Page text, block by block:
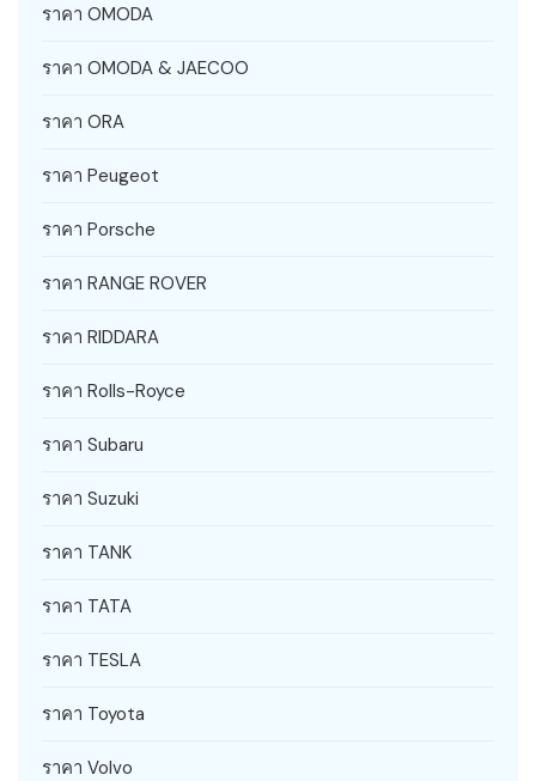
ราคา OMODA
ราคา OMODA & JAECOO
ราคา ORA
ราคา Peugeot
ราคา Porsche
ราคา RANGE ROVER
ราคา RIDDARA
ราคา Rolls-Royce
ราคา Subaru
ราคา Suzuki
ราคา TANK
ราคา TATA
ราคา TESLA
ราคา Toyota
ราคา Volvo